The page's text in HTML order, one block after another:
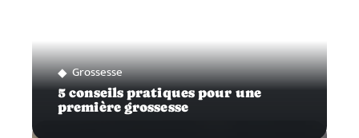
Grossesse
5 conseils pratiques pour une
première grossesse